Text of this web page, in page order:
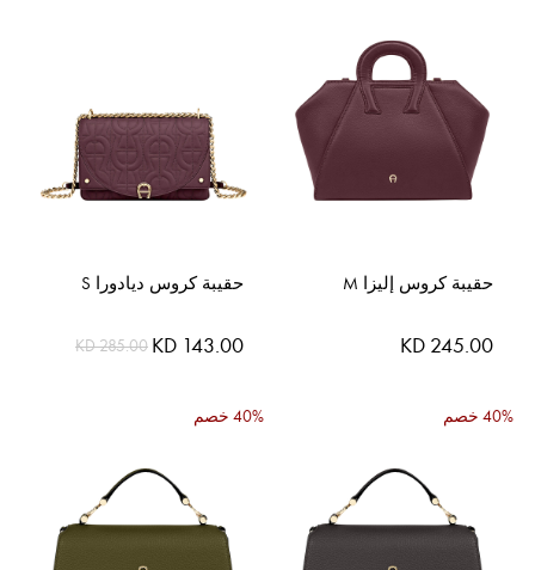
حقيبة كروس إليزا M
KD 245.00
حقيبة كروس ديادورا S
السعر
الخاص
KD 143.00
KD 285.00
40% خصم 40% خصم